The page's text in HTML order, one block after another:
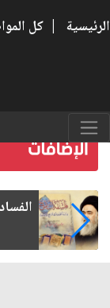
الرئيسية | كل